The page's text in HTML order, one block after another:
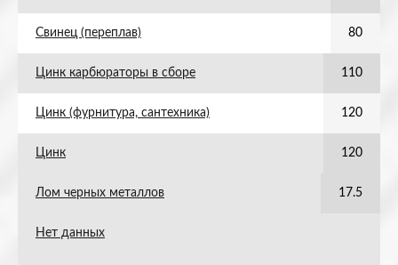
Свинец (переплав) 80
Цинк карбюраторы в сборе 110
Цинк (фурнитура, сантехника) 120
Цинк 120
Лом черных металлов 17.5
Нет данных